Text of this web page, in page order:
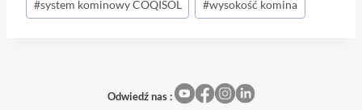
#system kominowy COQISOL #wysokość komina
Odwiedź nas :